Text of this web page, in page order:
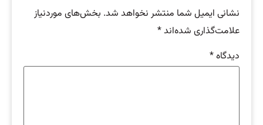
نشانی ایمیل شما منتشر نخواهد شد. بخش‌های موردنیاز
علامت‌گذاری شده‌اند*
دیدگاه*